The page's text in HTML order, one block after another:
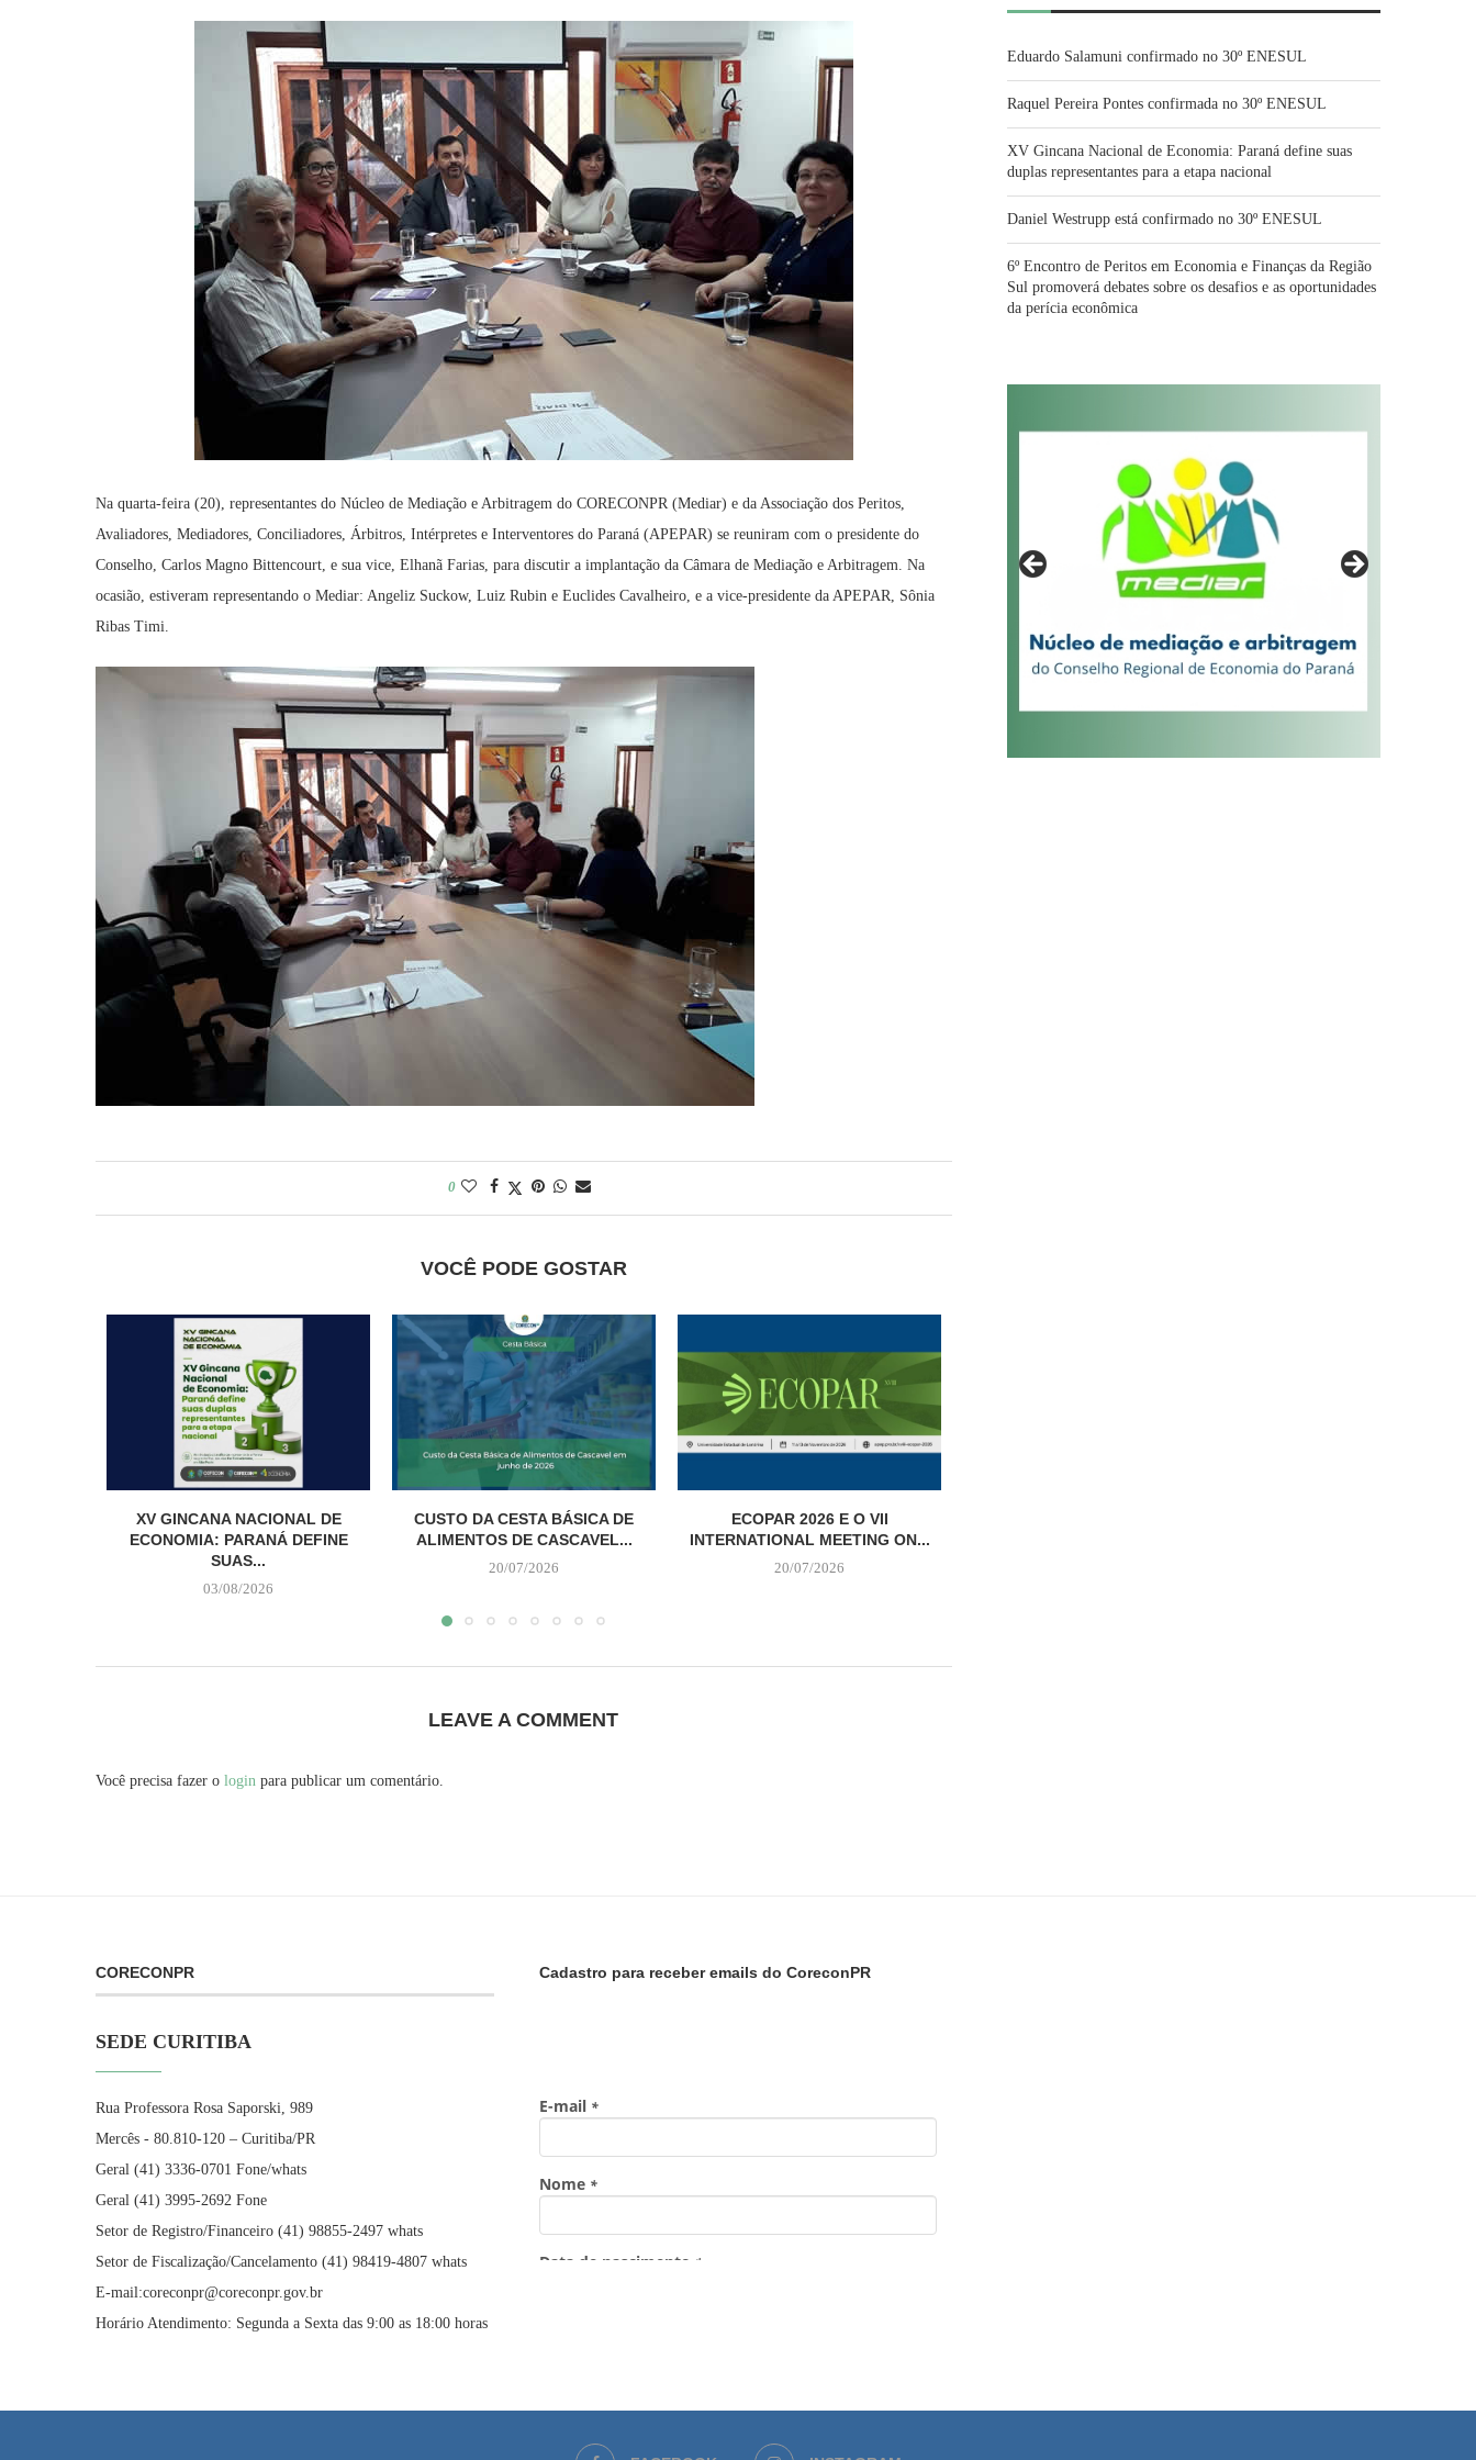
Na quarta-feira (20), representantes do Núcleo de Mediação e Arbitragem do CORECONPR (Mediar) e da Associação dos Peritos,
Avaliadores, Mediadores, Conciliadores, Árbitros, Intérpretes e Interventores do Paraná (APEPAR) se reuniram com o presidente do
Conselho, Carlos Magno Bittencourt, e sua vice, Elhanã Farias, para discutir a implantação da Câmara de Mediação e Arbitragem. Na
ocasião, estiveram representando o Mediar: Angeliz Suckow, Luiz Rubin e Euclides Cavalheiro, e a vice-presidente da APEPAR, Sônia
Ribas Timi.
0
VOCÊ PODE GOSTAR
XV GINCANA NACIONAL DE
ECONOMIA: PARANÁ DEFINE
SUAS...
03/08/2026
CUSTO DA CESTA BÁSICA DE
ALIMENTOS DE CASCAVEL...
20/07/2026
ECOPAR 2026 E O VII
INTERNATIONAL MEETING ON...
20/07/2026
LEAVE A COMMENT
Você precisa fazer o login para publicar um comentário.
Eduardo Salamuni confirmado no 30º ENESUL
Raquel Pereira Pontes confirmada no 30º ENESUL
XV Gincana Nacional de Economia: Paraná define suas
duplas representantes para a etapa nacional
Daniel Westrupp está confirmado no 30º ENESUL
6º Encontro de Peritos em Economia e Finanças da Região
Sul promoverá debates sobre os desafios e as oportunidades
da perícia econômica
CORECONPR
SEDE CURITIBA
Rua Professora Rosa Saporski, 989
Mercês - 80.810-120 – Curitiba/PR
Geral (41) 3336-0701 Fone/whats
Geral (41) 3995-2692 Fone
Setor de Registro/Financeiro (41) 98855-2497 whats
Setor de Fiscalização/Cancelamento (41) 98419-4807 whats
E-mail:coreconpr@coreconpr.gov.br
Horário Atendimento: Segunda a Sexta das 9:00 as 18:00 horas
Cadastro para receber emails do CoreconPR